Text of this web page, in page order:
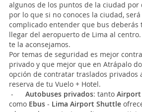
algunos de los puntos de la ciudad por
por lo que si no conoces la ciudad,
complicado entender que bus deberás
llegar del aeropuerto de Lima al
te la aconsejamos.
Por temas de seguridad es mejor
privado y que mejor que en Atrápalo
opción de contratar traslados privados
reserva de tu Vuelo + Hotel.
- Autobuses privados: tanto Airport
como Ebus - Lima Airport Shuttle